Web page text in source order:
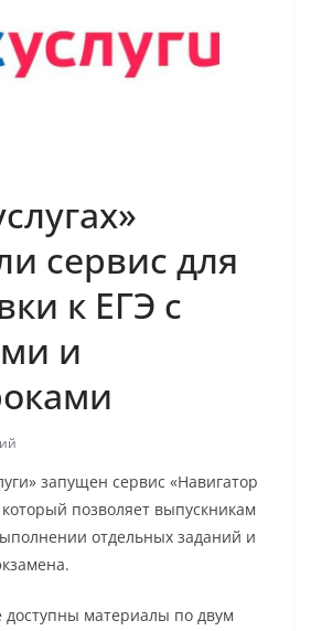
сервис для
к ЕГЭ с
и
запущен сервис «Навигатор
который позволяет выпускникам
отдельных заданий и
доступны материалы по двум